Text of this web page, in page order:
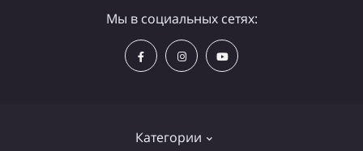
Категории
Мы в социальных сетях: